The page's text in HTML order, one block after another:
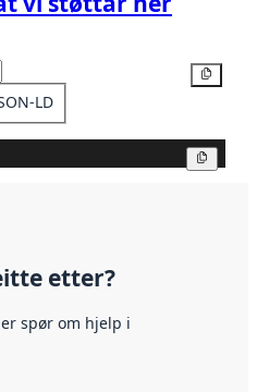
LD
etter?
spør om hjelp i